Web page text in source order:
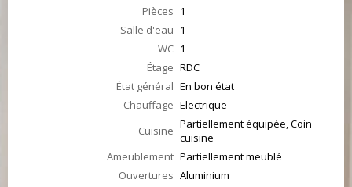
Pièces 1
Salle d'eau 1
WC 1
Étage RDC
État général En bon état
Chauffage Electrique
Cuisine Partiellement équipée, Coin
cuisine
Ameublement Partiellement meublé
Ouvertures Aluminium